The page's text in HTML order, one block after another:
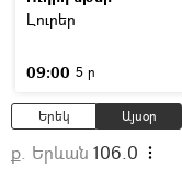
Լուրեր
09:00 5 ր
Երեկ Այսօր
ք. Երևան 106.0